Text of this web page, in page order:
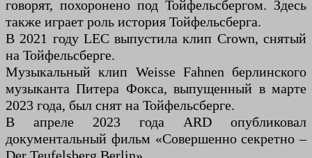
говорят, похоронено под Тойфельсбергом. Здесь
также играет роль история Тойфельсберга.
В 2021 году LEC выпустила клип Crown, снятый
на Тойфельсберге.
Музыкальный клип Weisse Fahnen берлинского
музыканта Питера Фокса, выпущенный в марте
2023 года, был снят на Тойфельсберге.
В апреле 2023 года ARD опубликовал
документальный фильм «Совершенно секретно –